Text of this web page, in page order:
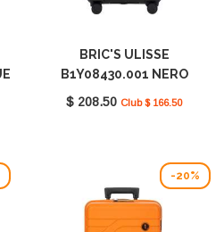
BRIC'S ULISSE
B1Y08430.001 NERO
$ 208.50 Club $ 166.50
-20%